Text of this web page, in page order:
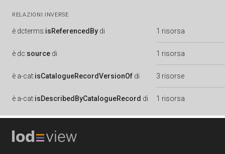
RELAZIONI INVERSE
è dcterms:isReferencedBy di 1 risorsa
è dc:source di 1 risorsa
è a-cat:isCatalogueRecordVersionOf di 3 risorse
è a-cat:isDescribedByCatalogueRecord di 1 risorsa